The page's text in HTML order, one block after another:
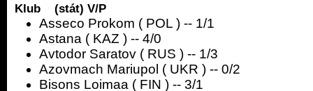
Klub (stát) V/P
Asseco Prokom ( POL ) -- 1/1
Astana ( KAZ ) -- 4/0
Avtodor Saratov ( RUS ) -- 1/3
Azovmach Mariupol ( UKR ) -- 0/2
Bisons Loimaa ( FIN ) -- 3/1